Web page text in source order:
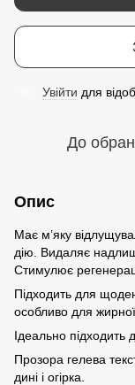
Увійти для
До
Опис
Має м’яку
дію. Видаляє
Стимулює
Підходить для
особливо для
Ідеально підходить
Прозора гелева
дині і огірка.